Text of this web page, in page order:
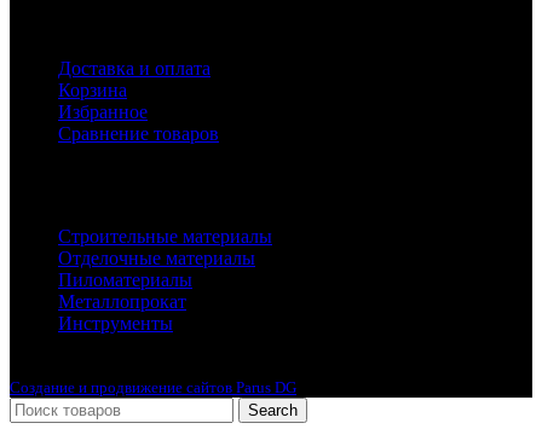
Доставка и оплата
Корзина
Избранное
Сравнение товаров
Строительные материалы
Отделочные материалы
Пиломатериалы
Металлопрокат
Инструменты
Создание и продвижение сайтов Parus DG
Search